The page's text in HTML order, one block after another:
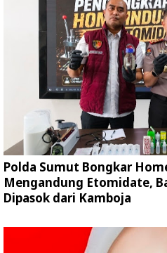
Polda Sumut Bongkar
Mengandung Etomidate,
Dipasok dari Kamboja